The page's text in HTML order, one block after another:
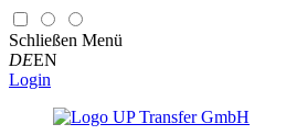
Schließen Menü
DEEN
Login